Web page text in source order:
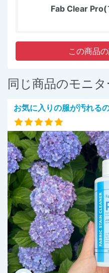
Fab Clear Pro(
この商品
同じ商品のモニタ
お気に入りの服が汚れる